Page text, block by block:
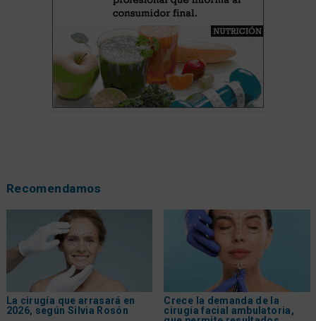
Recomendamos
La cirugía que arrasará en
2026, según Silvia Rosón
Crece la demanda de la
cirugía facial ambulatoria,